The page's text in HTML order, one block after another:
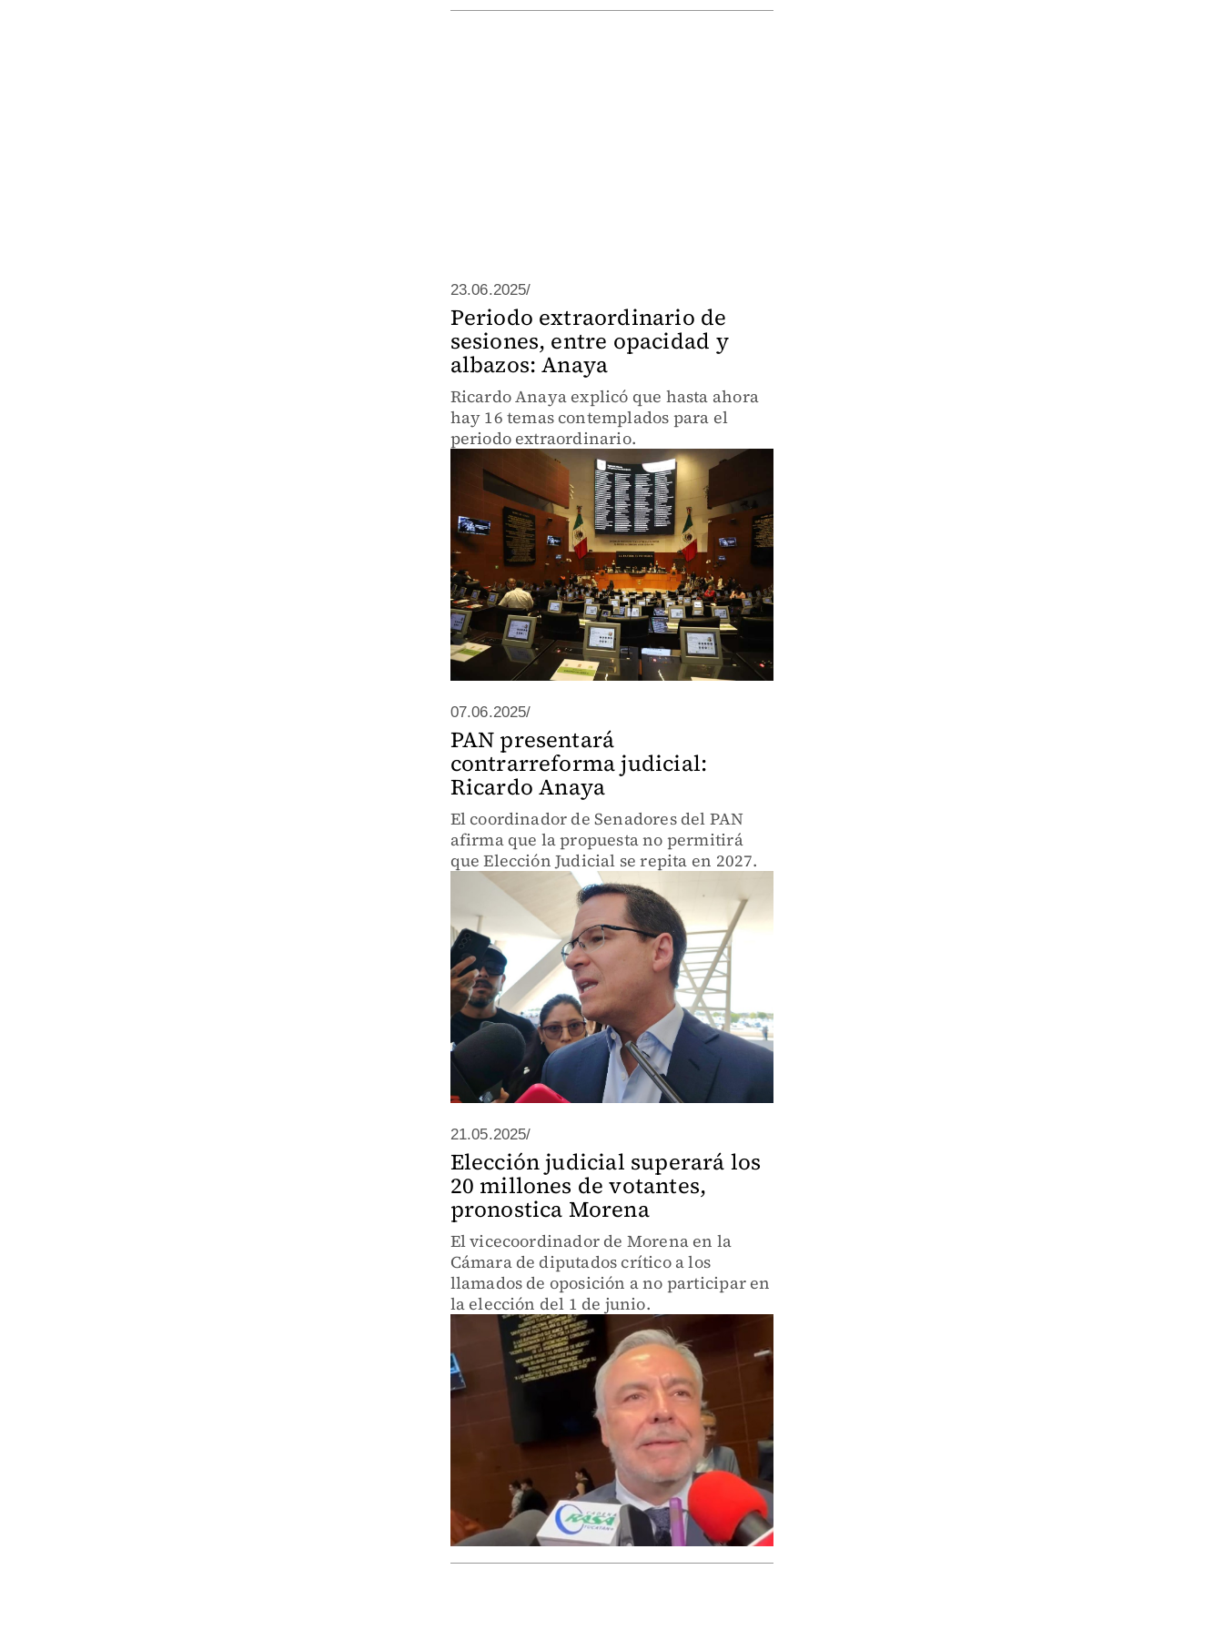
23.06.2025/
Periodo extraordinario de
sesiones, entre opacidad y
albazos: Anaya
Ricardo Anaya explicó que hasta ahora
hay 16 temas contemplados para el
periodo extraordinario.
07.06.2025/
PAN presentará
contrarreforma judicial:
Ricardo Anaya
El coordinador de Senadores del PAN
afirma que la propuesta no permitirá
que Elección Judicial se repita en 2027.
21.05.2025/
Elección judicial superará los
20 millones de votantes,
pronostica Morena
El vicecoordinador de Morena en la
Cámara de diputados crítico a los
llamados de oposición a no participar en
la elección del 1 de junio.